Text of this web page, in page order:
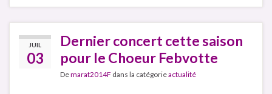
JUIL
03
Dernier concert cette saison
pour le Choeur Febvotte
Demarat2014F dans la catégorieactualité